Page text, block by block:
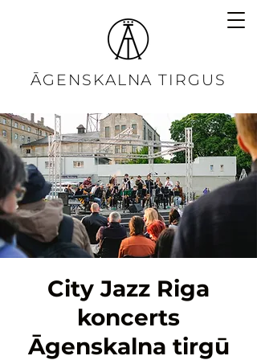
ĀGENSKALNA TIRGUS
City Jazz Riga
koncerts
Āgenskalna tirgū